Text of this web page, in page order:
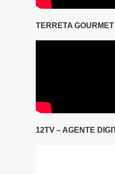
TERRETA GOURMET
12TV – AGENTE